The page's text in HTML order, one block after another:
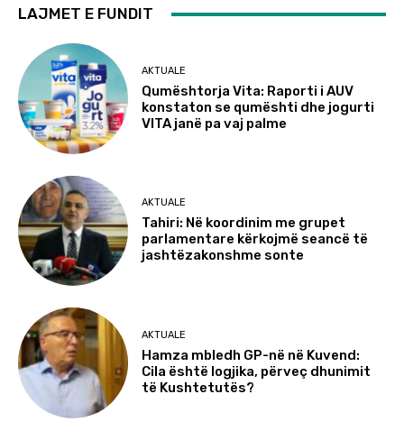
LAJMET E FUNDIT
AKTUALE
Qumështorja Vita: Raporti i AUV
konstaton se qumështi dhe jogurti
VITA janë pa vaj palme
AKTUALE
Tahiri: Në koordinim me grupet
parlamentare kërkojmë seancë të
jashtëzakonshme sonte
AKTUALE
Hamza mbledh GP-në në Kuvend:
Cila është logjika, përveç dhunimit
të Kushtetutës?